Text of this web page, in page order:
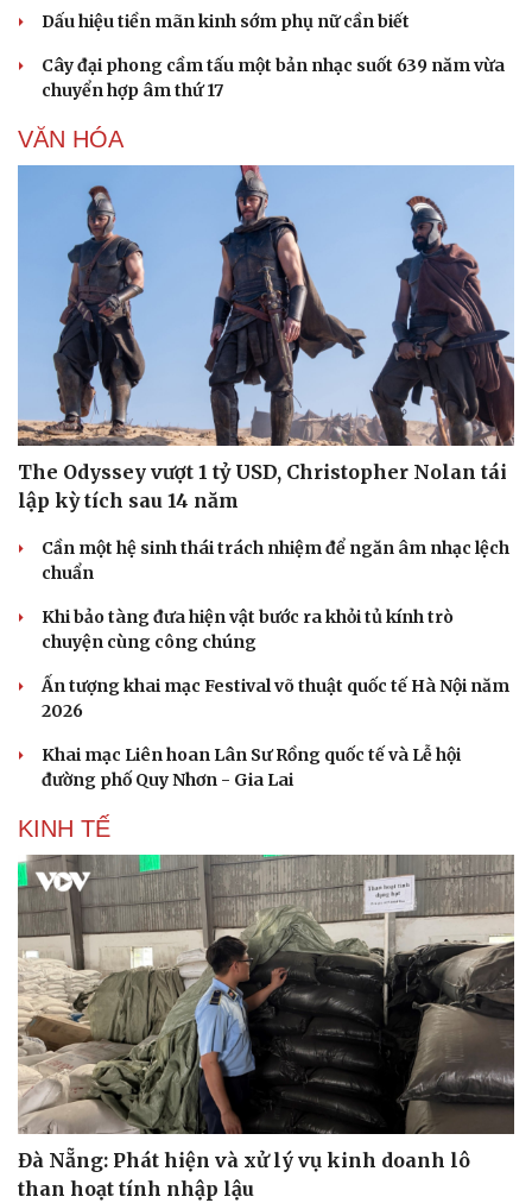
Dinh dưỡng - món ngon
Cây thuốc
Nhi khoa
Nam khoa
Làm đẹp - giảm cân
Phòng mạch online
Ăn sạch sống khỏe
Đời sống
Nhà đẹp
Dấu hiệu tiền mãn kinh sớm phụ nữ cần biết
Cây đại phong cầm tấu một bản nhạc suốt 639 năm vừa
chuyển hợp âm thứ 17
VĂN HÓA
The Odyssey vượt 1 tỷ USD, Christopher Nolan tái
lập kỳ tích sau 14 năm
Cần một hệ sinh thái trách nhiệm để ngăn âm nhạc lệch
chuẩn
Khi bảo tàng đưa hiện vật bước ra khỏi tủ kính trò
chuyện cùng công chúng
Ấn tượng khai mạc Festival võ thuật quốc tế Hà Nội năm
2026
Khai mạc Liên hoan Lân Sư Rồng quốc tế và Lễ hội
đường phố Quy Nhơn - Gia Lai
KINH TẾ
Đà Nẵng: Phát hiện và xử lý vụ kinh doanh lô
than hoạt tính nhập lậu